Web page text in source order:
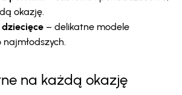
okazję.
dziecięce – delikatne modele
na każdą okazję